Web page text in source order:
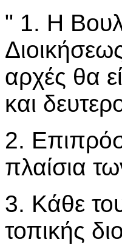
" 1. Η
αρχές θα
και
2.
πλαίσια
3. Κάθε
τοπικής